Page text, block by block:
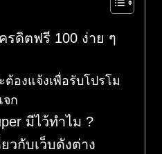
รดิตฟรี 100 ง่าย ๆ
องแจ้งเพื่อรับโปรโม
ก
มีไว้ทำไม ?
วกับเว็บดังต่าง